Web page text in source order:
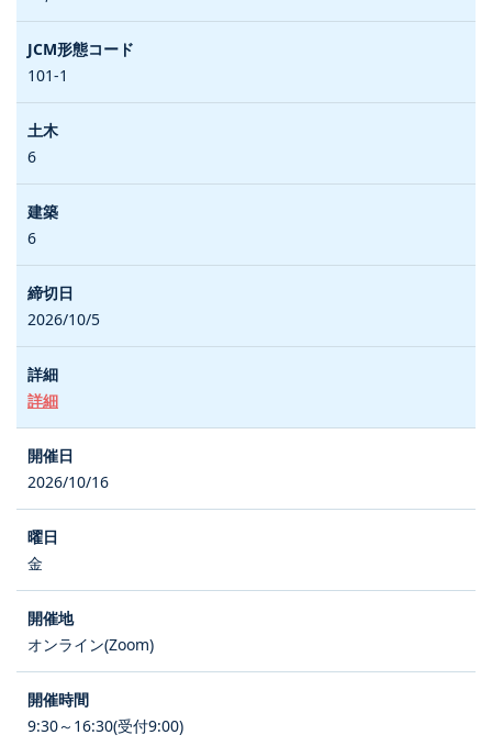
101-1
6
6
2026/10/5
詳細
2026/10/16
金
オンライン(Zoom)
9:30～16:30(受付9:00)